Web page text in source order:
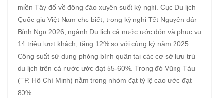
miền Tây đổ về đông đảo xuyên suốt kỳ nghỉ. Cục Du lịch
Quốc gia Việt Nam cho biết, trong kỳ nghỉ Tết Nguyên đán
Bính Ngọ 2026, ngành Du lịch cả nước ước đón và phục vụ
14 triệu lượt khách; tăng 12% so với cùng kỳ năm 2025.
Công suất sử dụng phòng bình quân tại các cơ sở lưu trú
du lịch trên cả nước ước đạt 55-60%. Trong đó Vũng Tàu
(TP. Hồ Chí Minh) nằm trong nhóm đạt tỷ lệ cao ước đạt
80%.